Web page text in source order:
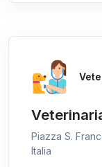
Piazza S.
Italia